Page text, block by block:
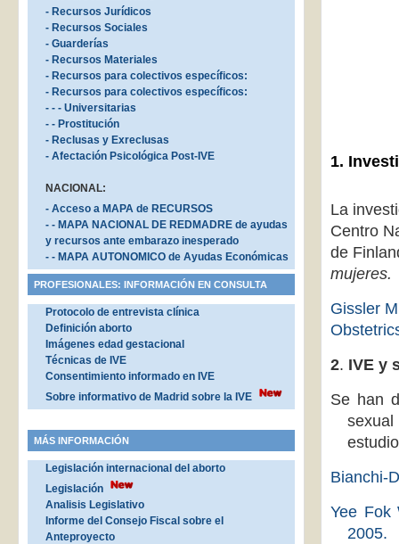
1.
La
Centro
de
mujeres.
Gissler
2. IVE y
Se han
Bianchi-
Yee Fok
2005.
- Recursos Jurídicos
- Recursos Sociales
- Guarderías
- Recursos Materiales
- Recursos para colectivos específicos:
- Recursos para colectivos específicos:
- - - Universitarias
- - Prostitución
- Reclusas y Exreclusas
- Afectación Psicológica Post-IVE
NACIONAL:
- Acceso a MAPA de RECURSOS
- - MAPA NACIONAL DE REDMADRE de ayudas
y recursos ante embarazo inesperado
- - MAPA AUTONOMICO de Ayudas Económicas
PROFESIONALES: INFORMACIÓN EN CONSULTA
Protocolo de entrevista clínica
Definición aborto
Imágenes edad gestacional
Técnicas de IVE
Consentimiento informado en IVE
Sobre informativo de Madrid sobre la IVE
MÁS INFORMACIÓN
Legislación internacional del aborto
Legislación
Analisis Legislativo
Informe del Consejo Fiscal sobre el
Anteproyecto